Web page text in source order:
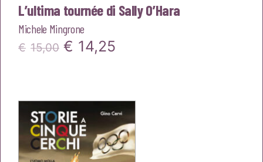
L’ultima tournée di Sally O’Hara
Michele Mingrone
€ 15,00 Il
era:
€15,00.
€ 14,25
è:
€14,25.